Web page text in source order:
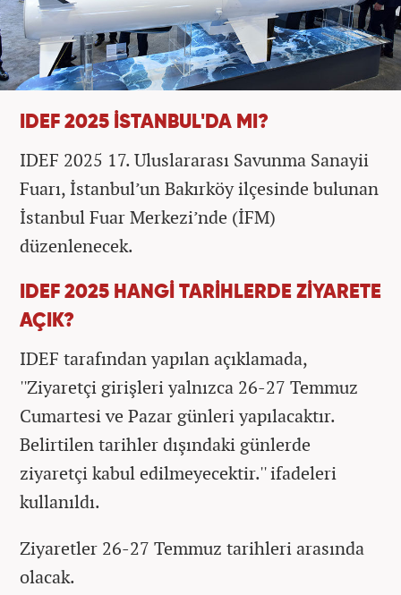
IDEF 2025 İSTANBUL'DA MI?
IDEF 2025 17. Uluslararası Savunma Sanayii
Fuarı, İstanbul’un Bakırköy ilçesinde bulunan
İstanbul Fuar Merkezi’nde (İFM)
düzenlenecek.
IDEF 2025 HANGİ TARİHLERDE ZİYARETE
AÇIK?
IDEF tarafından yapılan açıklamada,
''Ziyaretçi girişleri yalnızca 26-27 Temmuz
Cumartesi ve Pazar günleri yapılacaktır.
Belirtilen tarihler dışındaki günlerde
ziyaretçi kabul edilmeyecektir.'' ifadeleri
kullanıldı.
Ziyaretler 26-27 Temmuz tarihleri arasında
olacak.